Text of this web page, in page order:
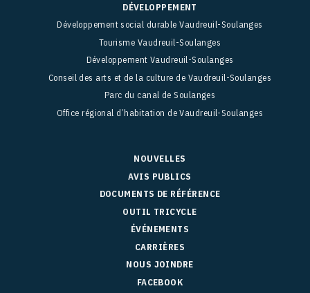
DÉVELOPPEMENT
Développement social durable Vaudreuil-Soulanges
Tourisme Vaudreuil-Soulanges
Développement Vaudreuil-Soulanges
Conseil des arts et de la culture de Vaudreuil-Soulanges
Parc du canal de Soulanges
Office régional d’habitation de Vaudreuil-Soulanges
NOUVELLES
AVIS PUBLICS
DOCUMENTS DE RÉFÉRENCE
OUTIL TRICYCLE
ÉVÉNEMENTS
CARRIÈRES
NOUS JOINDRE
FACEBOOK